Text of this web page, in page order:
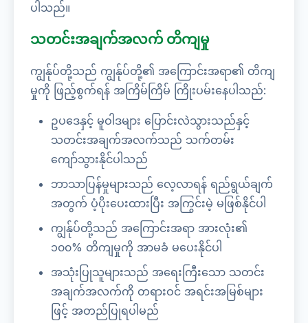
ပါသည်။
သတင်းအချက်အလက် တိကျမှု
ကျွန်ုပ်တို့သည် ကျွန်ုပ်တို့၏ အကြောင်းအရာ၏ တိကျ
မှုကို ဖြည့်စွက်ရန် အကြိမ်ကြိမ် ကြိုးပမ်းနေပါသည်:
ဥပဒေနှင့် မူဝါဒများ ပြောင်းလဲသွားသည်နှင့်
သတင်းအချက်အလက်သည် သက်တမ်း
ကျော်သွားနိုင်ပါသည်
ဘာသာပြန်မှုများသည် လေ့လာရန် ရည်ရွယ်ချက်
အတွက် ပံ့ပိုးပေးထားပြီး အကြွင်းမဲ့ မဖြစ်နိုင်ပါ
ကျွန်ုပ်တို့သည် အကြောင်းအရာ အားလုံး၏
၁၀၀% တိကျမှုကို အာမခံ မပေးနိုင်ပါ
အသုံးပြုသူများသည် အရေးကြီးသော သတင်း
အချက်အလက်ကို တရားဝင် အရင်းအမြစ်များ
ဖြင့် အတည်ပြုရပါမည်